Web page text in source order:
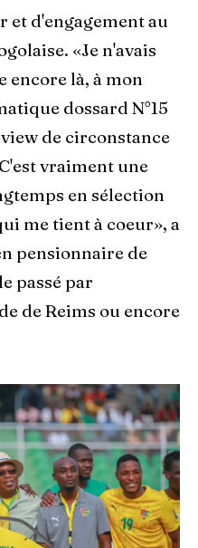
et d'engagement au
«Je n'avais
encore là, à mon
dossard N°15
de circonstance
vraiment une
en sélection
me tient à coeur», a
pensionnaire de
passé par
de Reims ou encore